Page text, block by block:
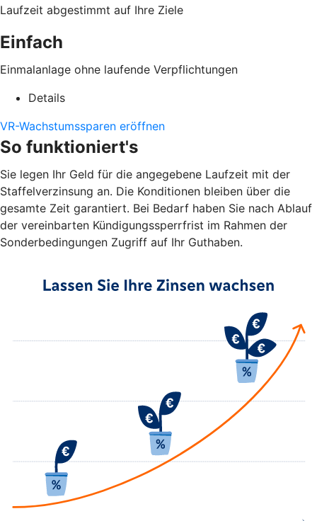
Laufzeit abgestimmt auf Ihre Ziele
Einfach
Einmalanlage ohne laufende Verpflichtungen
Details
VR-Wachstumssparen eröffnen
So funktioniert's
Sie legen Ihr Geld für die angegebene Laufzeit mit der
Staffelverzinsung an. Die Konditionen bleiben über die
gesamte Zeit garantiert. Bei Bedarf haben Sie nach Ablauf
der vereinbarten Kündigungssperrfrist im Rahmen der
Sonderbedingungen Zugriff auf Ihr Guthaben.